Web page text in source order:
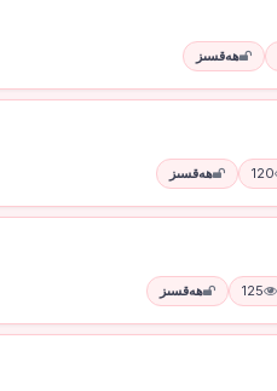
ھەقسىز
120 ھەقسىز
125 ھەقسىز